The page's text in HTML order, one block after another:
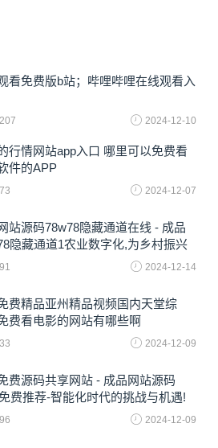
看免费版b站；哔哩哔哩在线观看入
2024-12-10
行情网站app入口 哪里可以免费看
件的APP
2024-12-07
站源码78w78隐藏通道在线 - 成品
隐藏通道1农业数字化,为乡村振兴
动力
2024-12-14
费精品亚州精品视频国内天堂综
费看电影的网站有哪些啊
2024-12-09
费源码共享网站 - 成品网站源码
费推荐-智能化时代的挑战与机遇!
2024-12-09